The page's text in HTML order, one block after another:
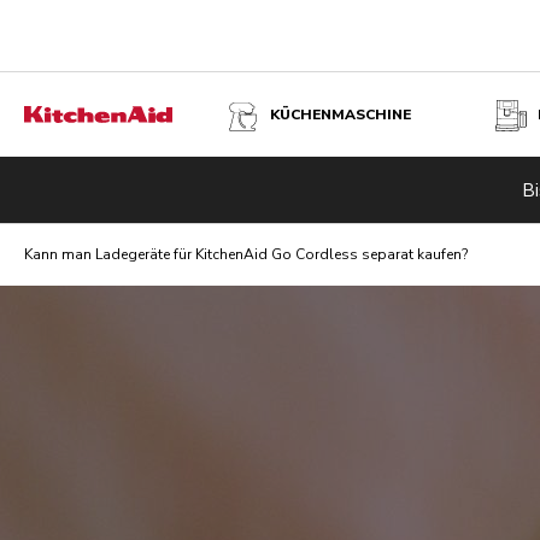
KÜCHENMASCHINE
Kann man Ladegeräte für KitchenAid Go Cordless separat kaufen?